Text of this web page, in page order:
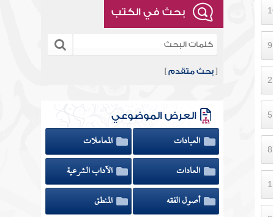
بحث في الكتب
[بحث متقدم ]
العرض الموضوعي
العبادات
المعاملات
العادات
الآداب الشرعية
أصول الفقه
المنطق